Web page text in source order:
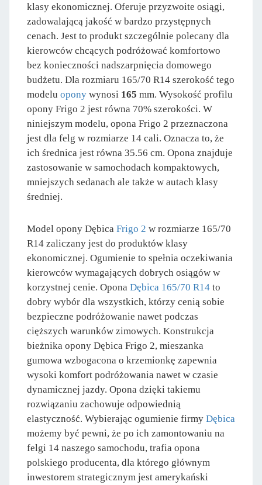
klasy ekonomicznej. Oferuje przyzwoite osiągi,
zadowalającą jakość w bardzo przystępnych
cenach. Jest to produkt szczególnie polecany dla
kierowców chcących podróżować komfortowo
bez konieczności nadszarpnięcia domowego
budżetu. Dla rozmiaru 165/70 R14 szerokość tego
modelu opony wynosi 165 mm. Wysokość profilu
opony Frigo 2 jest równa 70% szerokości. W
niniejszym modelu, opona Frigo 2 przeznaczona
jest dla felg w rozmiarze 14 cali. Oznacza to, że
ich średnica jest równa 35.56 cm. Opona znajduje
zastosowanie w samochodach kompaktowych,
mniejszych sedanach ale także w autach klasy
średniej.
Model opony Dębica Frigo 2 w rozmiarze 165/70
R14 zaliczany jest do produktów klasy
ekonomicznej. Ogumienie to spełnia oczekiwania
kierowców wymagających dobrych osiągów w
korzystnej cenie. Opona Dębica 165/70 R14 to
dobry wybór dla wszystkich, którzy cenią sobie
bezpieczne podróżowanie nawet podczas
cięższych warunków zimowych. Konstrukcja
bieżnika opony Dębica Frigo 2, mieszanka
gumowa wzbogacona o krzemionkę zapewnia
wysoki komfort podróżowania nawet w czasie
dynamicznej jazdy. Opona dzięki takiemu
rozwiązaniu zachowuje odpowiednią
elastyczność. Wybierając ogumienie firmy Dębica
możemy być pewni, że po ich zamontowaniu na
felgi 14 naszego samochodu, trafia opona
polskiego producenta, dla którego głównym
inwestorem strategicznym jest amerykański